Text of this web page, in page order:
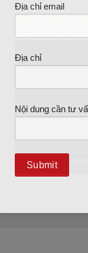
HỌC TIẾNG
chơi
00:00
Địa chỉ email
Địa chỉ
Nội dung cần tư